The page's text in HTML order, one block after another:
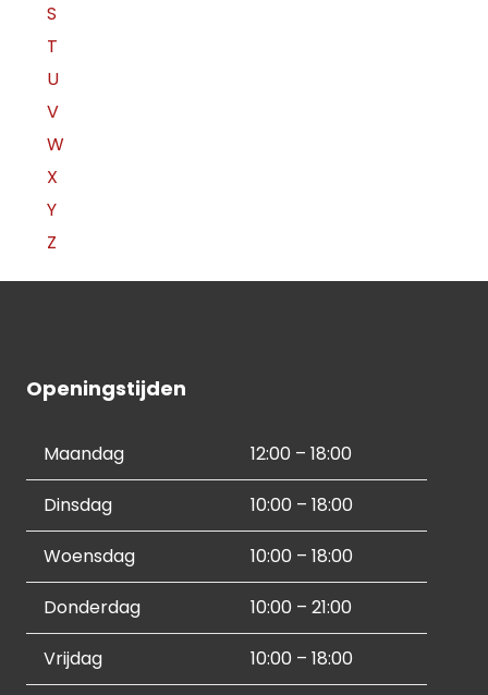
S
T
U
V
W
X
Y
Z
Openingstijden
Maandag 12:00 – 18:00
Dinsdag 10:00 – 18:00
Woensdag 10:00 – 18:00
Donderdag 10:00 – 21:00
Vrijdag 10:00 – 18:00